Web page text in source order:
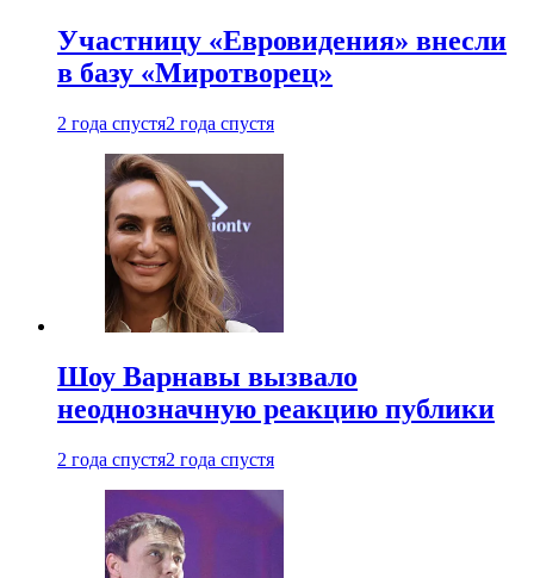
Участницу «Евровидения» внесли
в базу «Миротворец»
2 года спустя2 года спустя
Шоу Варнавы вызвало
неоднозначную реакцию публики
2 года спустя2 года спустя